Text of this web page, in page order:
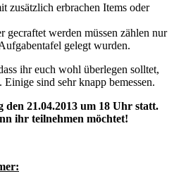
zusätzlich erbrachen Items oder
gecraftet werden müssen zählen nur
gelegt wurden.
ihr euch wohl überlegen solltet,
sind sehr knapp bemessen.
den 21.04.2013 um 18 Uhr statt.
ihr teilnehmen möchtet!